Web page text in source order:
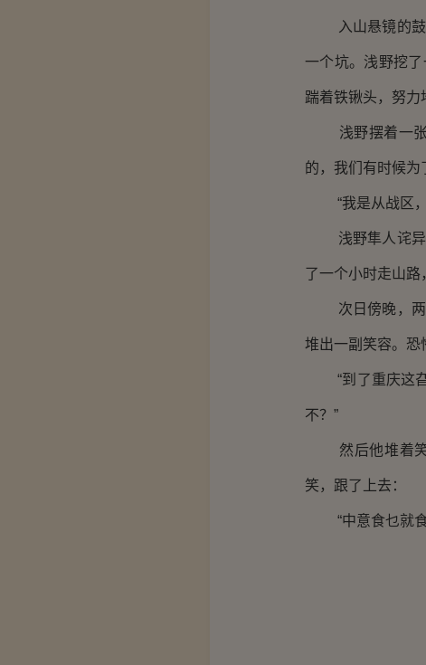
入山悬镜的鼓膜
一个坑。浅野挖
踹着铁锹头，努力
浅野摆着一张
的，我们有时候为
“我是从战区，
浅野隼人诧异地
了一个小时走山路
次日傍晚，两个
堆出一副笑容。恐
“到了重庆这旮
不？”
然后他堆着笑
笑，跟了上去：
“中意食乜就食